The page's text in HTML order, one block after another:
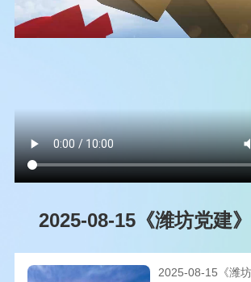
2025-08-15《潍坊党建》
2025-08-15《潍坊